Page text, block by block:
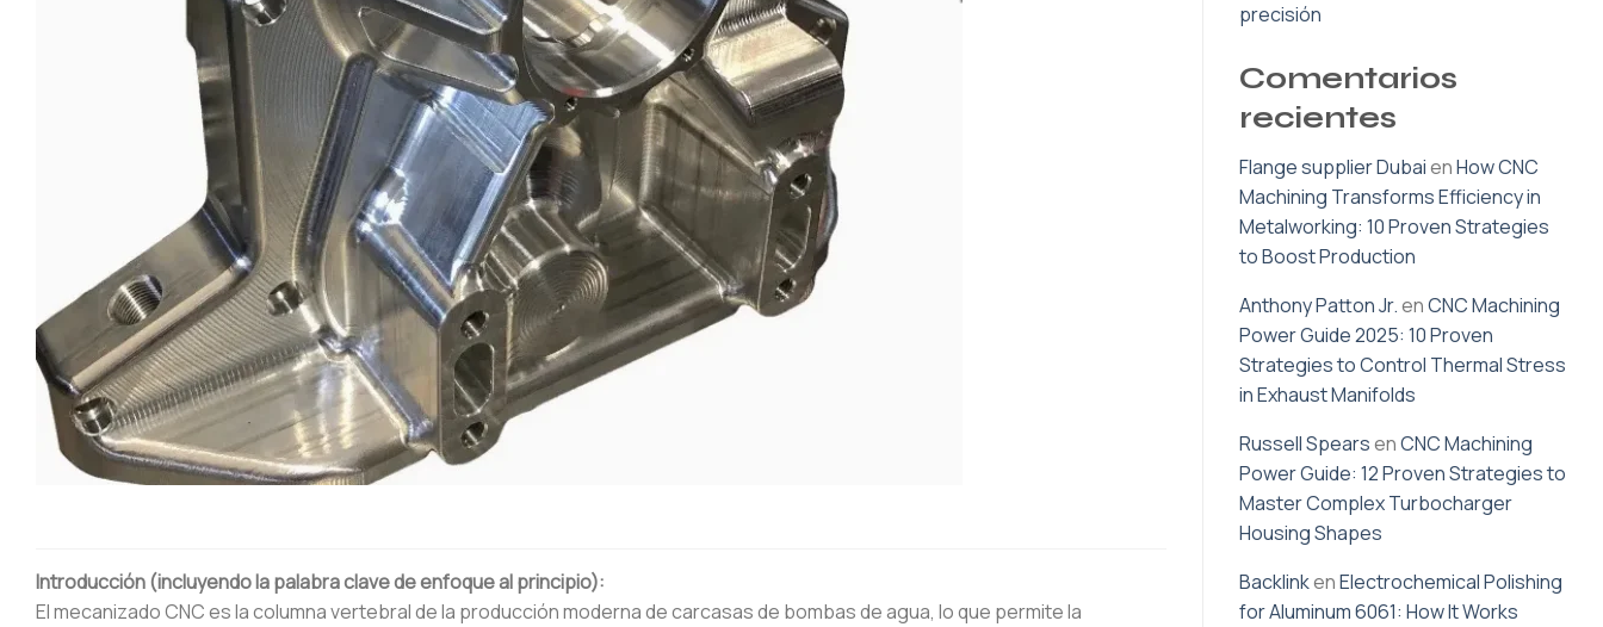
Introducción (incluyendo la palabra clave de enfoque al principio):
El mecanizado CNC es la columna vertebral de la producción moderna de carcasas de bombas de agua, lo que permite la
precisión
Comentarios
recientes
Flange supplier DubaienHow CNC
Machining Transforms Efficiency in
Metalworking: 10 Proven Strategies
to Boost Production
Anthony Patton Jr.enCNC Machining
Power Guide 2025: 10 Proven
Strategies to Control Thermal Stress
in Exhaust Manifolds
Russell SpearsenCNC Machining
Power Guide: 12 Proven Strategies to
Master Complex Turbocharger
Housing Shapes
BacklinkenElectrochemical Polishing
for Aluminum 6061: How It Works